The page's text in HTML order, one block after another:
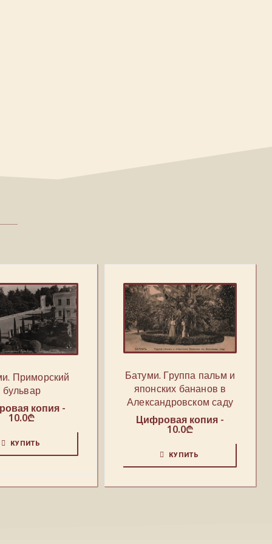
Приморский
бульвар
копия -
10.0₾
КУПИТЬ
Батуми. Группа пальм и
японских бананов в
Александровском саду
Цифровая копия -
10.0₾
КУПИТЬ